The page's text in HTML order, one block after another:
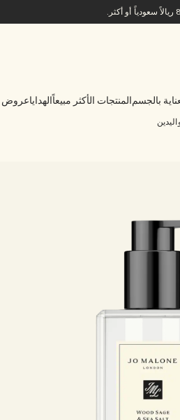
بالجسم المنتجات الأكثر مبيعاً الهداياعروض